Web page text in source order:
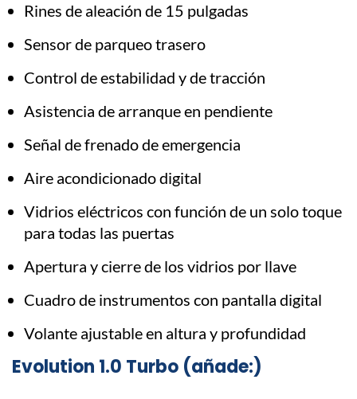
Rines de aleación de 15 pulgadas
Sensor de parqueo trasero
Control de estabilidad y de tracción
Asistencia de arranque en pendiente
Señal de frenado de emergencia
Aire acondicionado digital
Vidrios eléctricos con función de un solo toque
para todas las puertas
Apertura y cierre de los vidrios por llave
Cuadro de instrumentos con pantalla digital
Volante ajustable en altura y profundidad
Evolution 1.0 Turbo (añade:)